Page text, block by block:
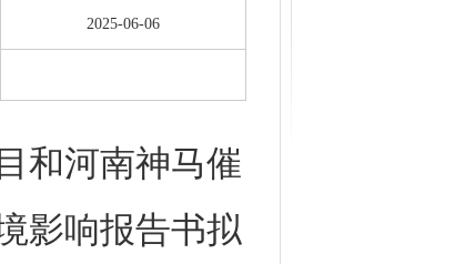
2025-06-06
和河南神马催
影响报告书拟